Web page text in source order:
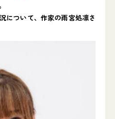
について、作家の雨宮処凛さ